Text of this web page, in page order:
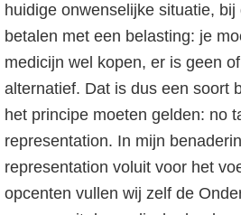
huidige onwenselijke situatie,
betalen met een belasting: je
medicijn wel kopen, er is geen
alternatief. Dat is dus een soort
het principe moeten gelden: no
representation. In mijn
representation voluit voor het
opcenten vullen wij zelf de